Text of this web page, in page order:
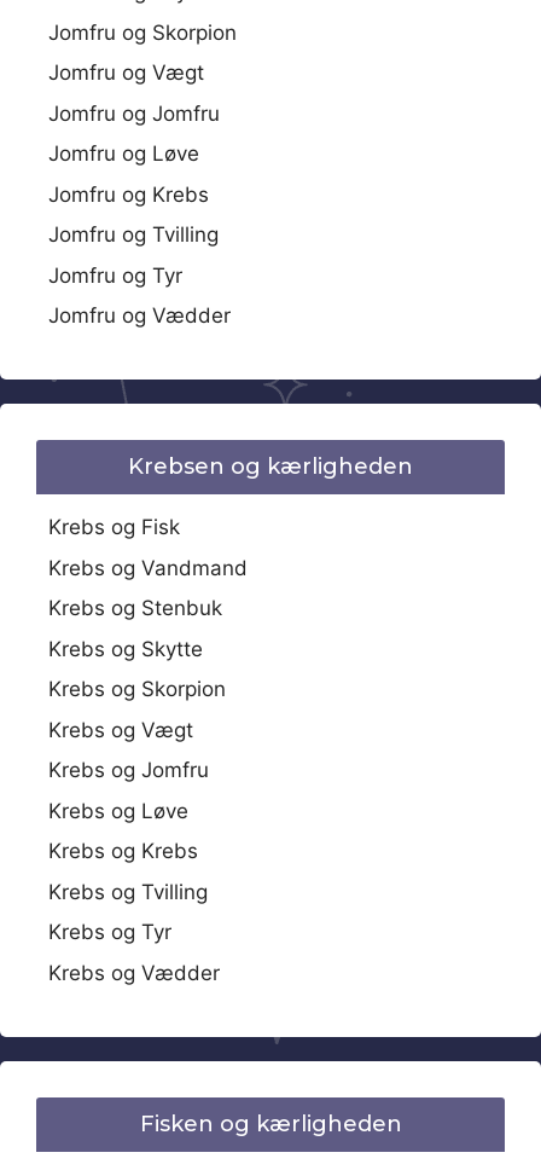
Jomfru og Skorpion
Jomfru og Vægt
Jomfru og Jomfru
Jomfru og Løve
Jomfru og Krebs
Jomfru og Tvilling
Jomfru og Tyr
Jomfru og Vædder
Krebsen og kærligheden
Krebs og Fisk
Krebs og Vandmand
Krebs og Stenbuk
Krebs og Skytte
Krebs og Skorpion
Krebs og Vægt
Krebs og Jomfru
Krebs og Løve
Krebs og Krebs
Krebs og Tvilling
Krebs og Tyr
Krebs og Vædder
Fisken og kærligheden